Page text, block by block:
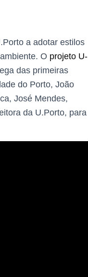
a adotar estilos
O projeto U-
das primeiras
do Porto, João
José Mendes,
da U.Porto, para